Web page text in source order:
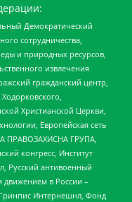
Демократический
сотрудничества,
и природных ресурсов,
извлечения
гражданский центр,
Христианской Церкви,
Европейская сеть
ПРАВОЗАХИСНА ГРУПА,
конгресс, Институт
Русский антивоенный
в России –
Гринпис Интернешнл, Фонд